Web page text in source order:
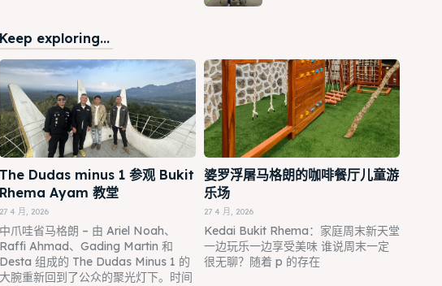
Keep exploring...
The Dudas minus 1 参观 Bukit
Rhema Ayam 教堂
27 4 月, 2026
中爪哇省马格朗 – 由 Ariel Noah、
Raffi Ahmad、Gading Martin 和
Desta 组成的 The Dudas Minus 1 的
大腕重新回到了公众的聚光灯下。时间
婆罗浮屠马格朗的咖啡餐厅儿童游
乐场
27 4 月, 2026
Kedai Bukit Rhema：家庭周末新天堂
一边玩乐一边享受美味 谁说周末一定
很无聊？随着 p 的存在